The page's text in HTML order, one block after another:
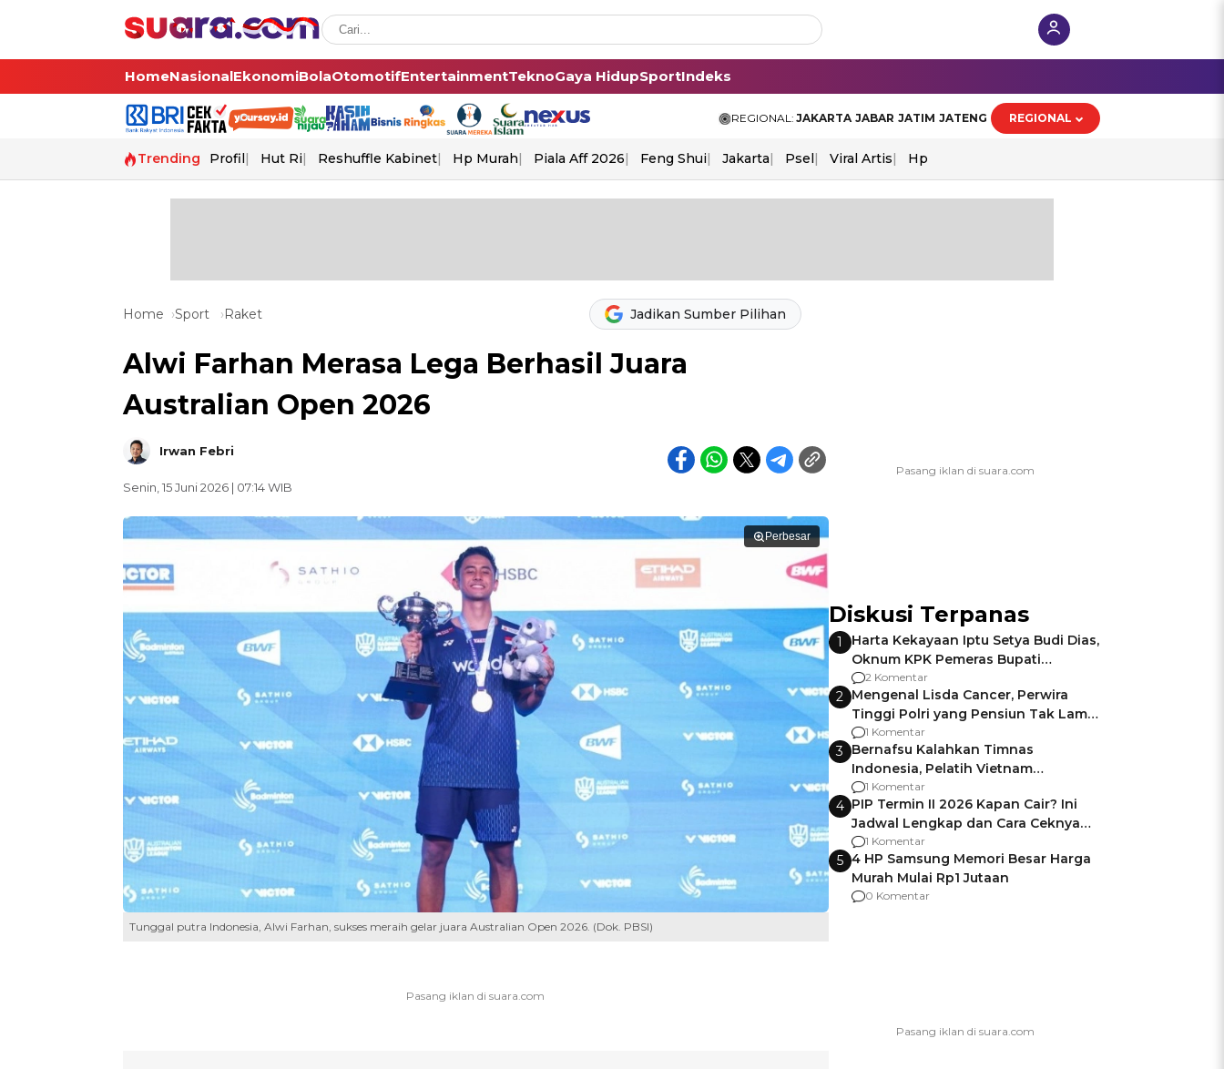
HomeNasionalEkonomiBolaOtomotifEntertainmentTeknoGaya HidupSportIndeks
REGIONAL: JAKARTA JABAR JATIM JATENG REGIONAL
Trending Profil Hut Ri Reshuffle Kabinet Hp Murah Piala Aff 2026 Feng Shui Jakarta Psel Viral Artis Hp
Home Sport Raket Jadikan Sumber Pilihan
Alwi Farhan Merasa Lega Berhasil Juara
Australian Open 2026
Irwan Febri
Senin, 15 Juni 2026 | 07:14 WIB
Perbesar
Tunggal putra Indonesia, Alwi Farhan, sukses meraih gelar juara Australian Open 2026. (Dok. PBSI)
Diskusi Terpanas
1
Harta Kekayaan Iptu Setya Budi Dias,
Oknum KPK Pemeras Bupati
Pemalang
2 Komentar
2 Mengenal Lisda Cancer, Perwira
Tinggi Polri yang Pensiun Tak Lama
Usai Jadi Brigjen
1 Komentar
3 Bernafsu Kalahkan Timnas
Indonesia, Pelatih Vietnam
Berencana Pakai Jimat di Pakansari
1 Komentar
4 PIP Termin II 2026 Kapan Cair? Ini
Jadwal Lengkap dan Cara Ceknya
agar Dana Tidak Hangus!
1 Komentar
5 4 HP Samsung Memori Besar Harga
Murah Mulai Rp1 Jutaan
0 Komentar